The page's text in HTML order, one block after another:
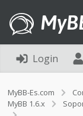
Login
MyBB-Es.com
MyBB 1.6.x